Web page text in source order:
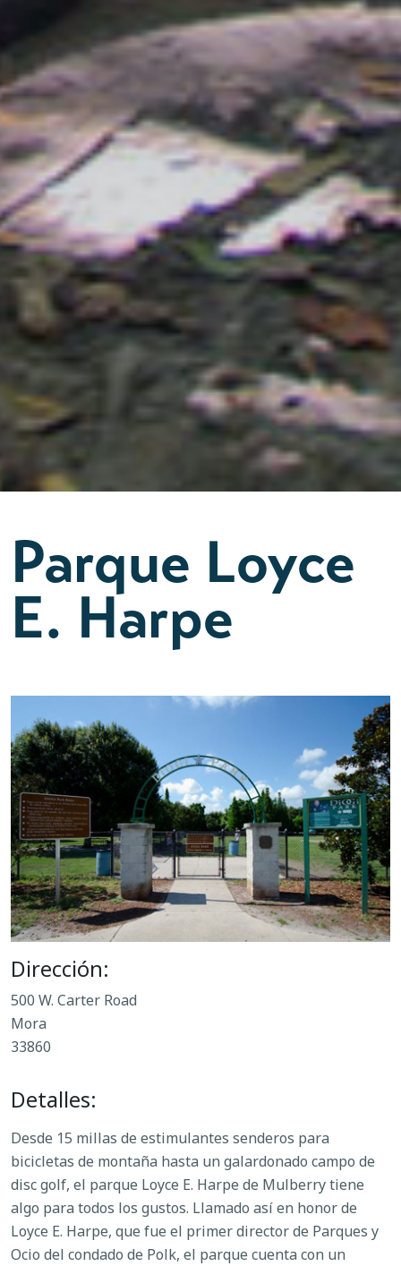
Parque Loyce
E. Harpe
Dirección:
500 W. Carter Road
Mora
33860
Detalles:
Desde 15 millas de estimulantes senderos para
bicicletas de montaña hasta un galardonado campo de
disc golf, el parque Loyce E. Harpe de Mulberry tiene
algo para todos los gustos. Llamado así en honor de
Loyce E. Harpe, que fue el primer director de Parques y
Ocio del condado de Polk, el parque cuenta con un